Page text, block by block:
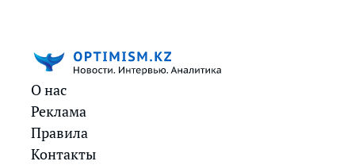
О нас
Реклама
Правила
Контакты